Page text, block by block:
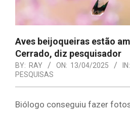
Aves beijoqueiras estão
Cerrado, diz pesquisador
BY: RAY ON: 13/04/2025 IN:
PESQUISAS
Biólogo conseguiu fazer